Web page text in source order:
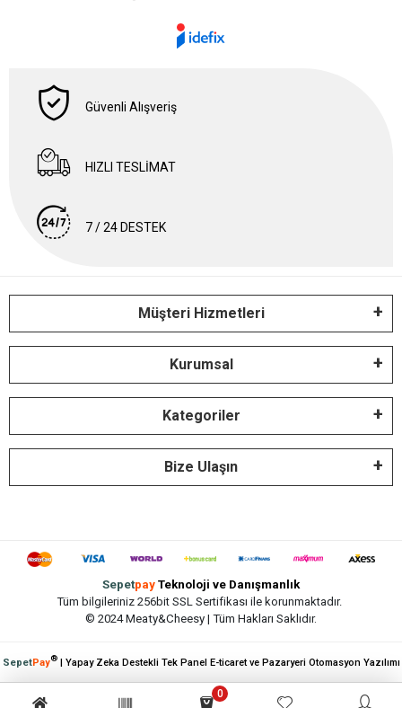
Güvenli Alışveriş
HIZLI TESLİMAT
7 / 24 DESTEK
Müşteri Hizmetleri
Kurumsal
Kategoriler
Bize Ulaşın
Sepetpay Teknoloji ve Danışmanlık
Tüm bilgileriniz 256bit SSL Sertifikası ile korunmaktadır.
© 2024 Meaty&Cheesy | Tüm Hakları Saklıdır.
0
SepetPay®| Yapay Zeka Destekli Tek Panel E-ticaret ve Pazaryeri Otomasyon Yazılımı